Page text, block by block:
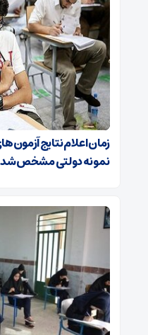
زمان اعلام نتایج
نمونه دولتی مشخص